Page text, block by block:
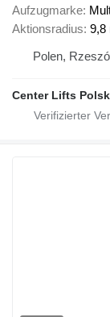
Aufzugmarke
Aktionsradius 9,8
Polen,
Center Lifts